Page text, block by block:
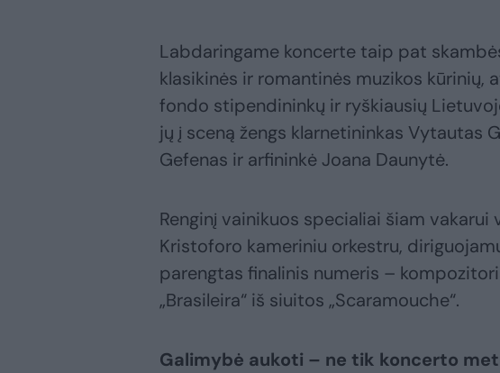
Labdaringame koncerte taip pat
klasikinės ir romantinės muzikos kūrinių,
fondo stipendininkų ir ryškiausių
jų į sceną žengs klarnetininkas Vytautas
Gefenas ir arfininkė Joana Daunytė.
Renginį vainikuos specialiai šiam vakarui
Kristoforo kameriniu orkestru,
parengtas finalinis numeris –
„Brasileira“ iš siuitos „Scaramouche“.
Galimybė aukoti – ne tik koncerto